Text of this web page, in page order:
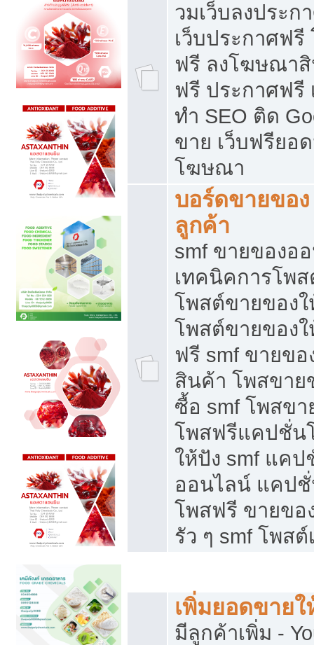
วมเว็บลงประก
เว็บประกาศฟ
ฟรี ลงโฆษณา
ฟรี ประกาศฟรี
ทำ SEO ติด
ขาย เว็บฟรียอ
โฆษณา
บอร์ดขายของ
ลูกค้า
smf ขายของอ
เทคนิคการโพ
โพสต์ขายของ
โพสต์ขายของ
ฟรี smf ขายข
สินค้า โพสขาย
ซื้อ smf โพสข
โพสฟรีแคปชั่น
ให้ปัง smf แค
ออนไลน์ แคป
โพสฟรี ขายขอ
รัว ๆ smf โพส
เพิ่มยอดขายใ
มีลูกค้าเพิ่ม -